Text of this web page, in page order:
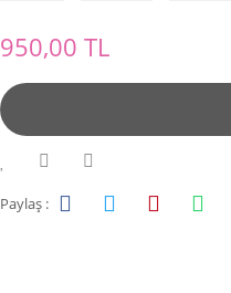
950,00 TL
Paylaş :